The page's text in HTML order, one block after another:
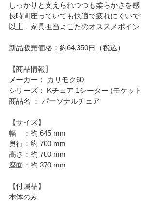
しっかりと支えられつつも柔らかさを感
長時間座っていても快適で疲れにくい
以上、家具担当よこたのオススメポイン
新品販売価格：約64,350円（税込）
【商品情報】
メーカー： カリモク60
シリーズ： Kチェア 1シーター (モケッ
商品名 ： パーソナルチェア
【サイズ】
幅 ：約 645 mm
奥行：約 700 mm
高さ：約 700 mm
座面：約 370 mm
【付属品】
本体のみ